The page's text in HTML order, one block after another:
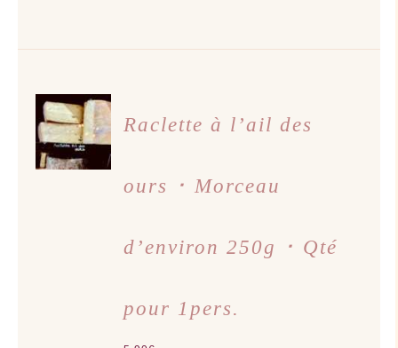
AJOUTER
AU
PANIER
/
DÉTAILS
Raclette à l’ail des
ours ･ Morceau
d’environ 250g ･ Qté
pour 1pers.